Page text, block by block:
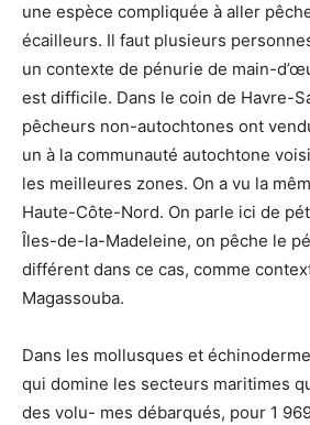
une espèce compliquée à aller
écailleurs. Il faut plusieurs
un contexte de pénurie de main-
est difficile. Dans le coin de Havre-
pêcheurs non-autochtones ont
un à la communauté autochtone
les meilleures zones. On a vu la
Haute-Côte-Nord. On parle ici de
Îles-de-la-Madeleine, on pêche le
différent dans ce cas, comme
Magassouba.
Dans les mollusques et
qui domine les secteurs maritimes
des volu- mes débarqués, pour 1